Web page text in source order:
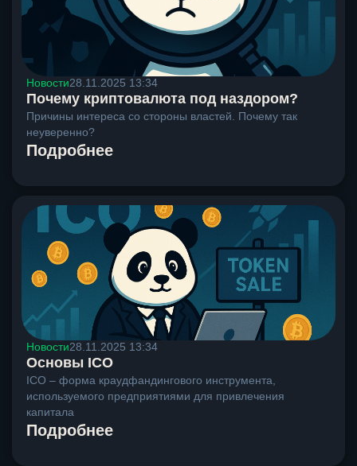
Новости28.11.2025 13:34
Почему криптовалюта под наздором?
Причины интереса со стороны властей. Почему так
неуверенно?
Подробнее
Новости28.11.2025 13:34
Основы ICO
ICO – форма краудфандингового инструмента,
используемого предприятиями для привлечения
капитала
Подробнее